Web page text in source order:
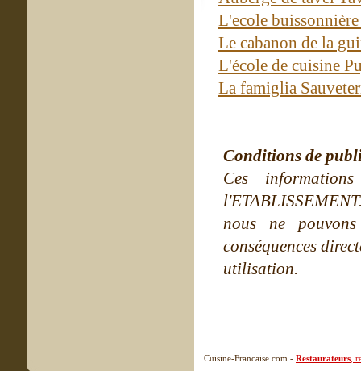
L'ecole
Le cabanon de la
L'école de cuisine
La famiglia
Conditions de
Ces
nous ne
conséquences
utilisation.
Cuisine-Francaise.com - Restaurateurs ,